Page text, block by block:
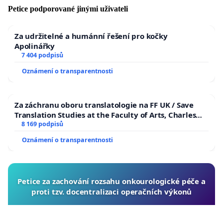
Petice podporované jinými uživateli
Za udržitelné a humánní řešení pro kočky
Apolinářky
7 404 podpisů
Oznámení o transparentnosti
Za záchranu oboru translatologie na FF UK / Save
Translation Studies at the Faculty of Arts, Charles
University
8 169 podpisů
Oznámení o transparentnosti
Petice za zachování rozsahu onkourologické péče a
proti tzv. docentralizaci operačních výkonů